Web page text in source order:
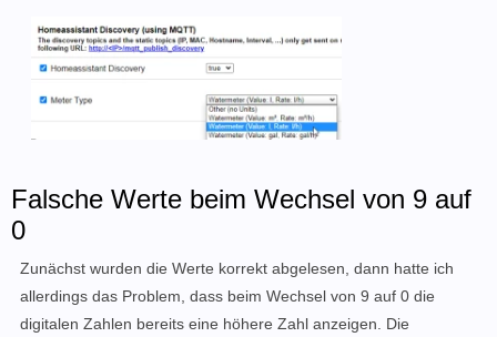
Falsche Werte beim Wechsel von 9 auf
0
Zunächst wurden die Werte korrekt abgelesen, dann hatte ich
allerdings das Problem, dass beim Wechsel von 9 auf 0 die
digitalen Zahlen bereits eine höhere Zahl anzeigen. Die